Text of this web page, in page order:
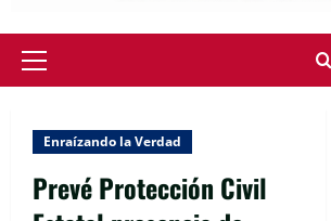
Primary
Enraízando la Verdad
Prevé Protección Civil